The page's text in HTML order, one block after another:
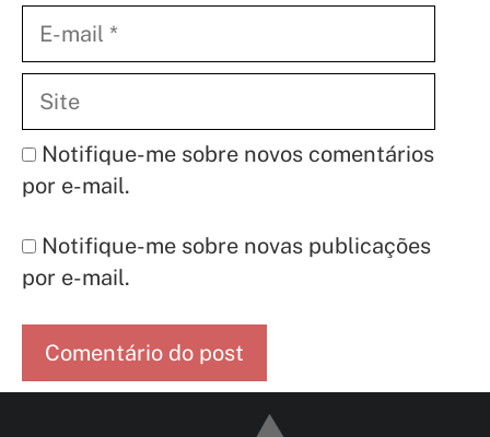
mail
Notifique-me sobre novos comentários
por e-mail.
Notifique-me sobre novas publicações
por e-mail.